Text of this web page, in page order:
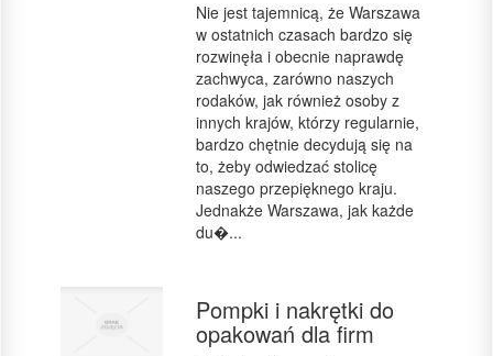
Nie jest tajemnicą, że Warszawa
w ostatnich czasach bardzo się
rozwinęła i obecnie naprawdę
zachwyca, zarówno naszych
rodaków, jak również osoby z
innych krajów, którzy regularnie,
bardzo chętnie decydują się na
to, żeby odwiedzać stolicę
naszego przepięknego kraju.
Jednakże Warszawa, jak każde
du�...
Pompki i nakrętki do
opakowań dla firm